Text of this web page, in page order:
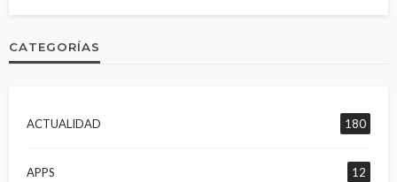
CATEGORÍAS
ACTUALIDAD 180
APPS 12